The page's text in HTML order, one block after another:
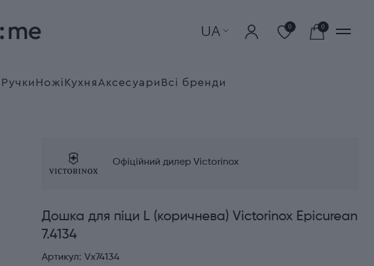
UA 0 0
Ручки Ножі Кухня Аксесуари Всі бренди
Офіційний дилер Victorinox
Дошка для піци L (коричнева) Victorinox Epicurean
7.4134
Артикул: Vx74134